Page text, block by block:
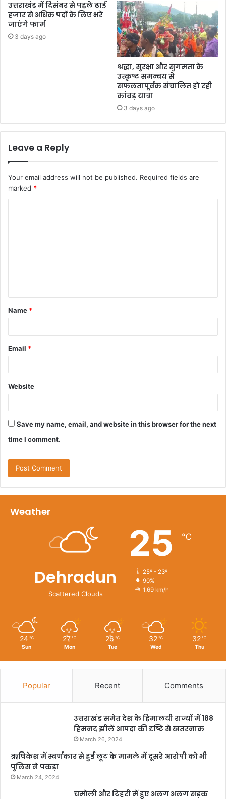
उत्तराखंड में दिसंबर से पहले ढाई
हजार से अधिक पदों के लिए भरे
जाएंगे फार्म
3 days ago
श्रद्धा, सुरक्षा और सुगमता के
उत्कृष्ट समन्वय से
सफलतापूर्वक संचालित हो रही
कांवड़ यात्रा
3 days ago
Leave a Reply
Your email address will not be published. Required fields are
marked *
t
*
Name *
Email *
Website
Save my name, email, and website in this browser for the next
time I comment.
Weather
Dehradun
Scattered Clouds
25 ℃
25º - 23º
90%
1.69 km/h
24 ℃
Sun
27 ℃
Mon
26 ℃
Tue
32 ℃
Wed
32 ℃
Thu
Popular Recent Comments
उत्तराखंड समेत देश के हिमालयी राज्यों में 188
हिमनद झीलें आपदा की दृष्टि से खतरनाक
March 26, 2024
ऋषिकेश में स्वर्णकार से हुई लूट के मामले में दूसरे आरोपी को भी
पुलिस ने पकड़ा
March 24, 2024
चमोली और टिहरी में हुए अलग अलग सड़क